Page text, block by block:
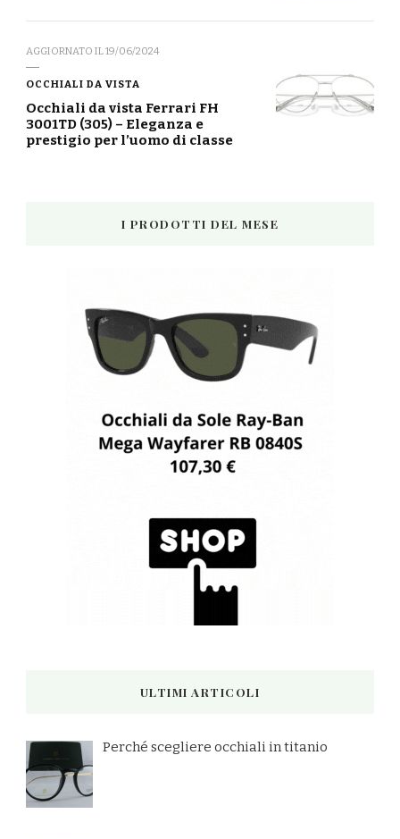
AGGIORNATO IL19/06/2024
OCCHIALI DA VISTA
Occhiali da vista Ferrari FH
3001TD (305) – Eleganza e
prestigio per l’uomo di classe
I PRODOTTI DEL MESE
ULTIMI ARTICOLI
Perché scegliere occhiali in titanio